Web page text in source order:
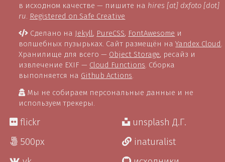
в исходном качестве — пишите на hires [at] dxfoto [dot]
ru Registered on Safe Creative
Сделано на Jekyll, PureCSS, FontAwesome и
волшебных пузырьках. Сайт размещён наYandex Cloud
Хранилище для всего — Object Storage, ресайз и
извлечение EXIF — Cloud Functions . Сборка
выполняется на Github Actions
Мы не собираем персональные данные и не
используем трекеры.
flickr
500px
unsplash Д.Г.
inaturalist